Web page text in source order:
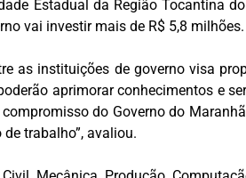
Estadual da Região Tocantina
vai investir mais de R$ 5,8 milhões.
as instituições de governo visa
aprimorar conhecimentos e
do Governo do
trabalho”, avaliou.